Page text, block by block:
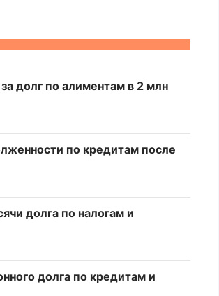
долг по алиментам в 2 млн
по кредитам после
долга по налогам и
долга по кредитам и